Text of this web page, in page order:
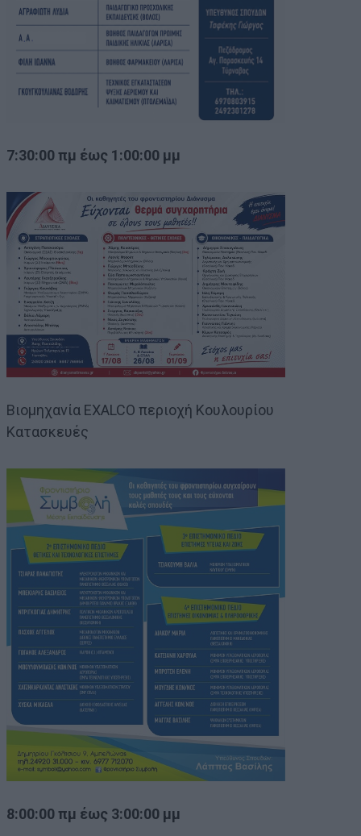
7:30:00 πμ έως 1:00:00 μμ
Βιομηχανία EXALCO περιοχή Κουλουρίου
Κατασκευές
8:00:00 πμ έως 3:00:00 μμ